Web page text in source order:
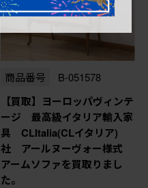
商品番号 B-051578
【買取】ヨーロッパヴィンテ
ージ 最高級イタリア輸入家
具 CLItalia(CLイタリア)
社 アールヌーヴォー様式
アームソファを買取りまし
た。